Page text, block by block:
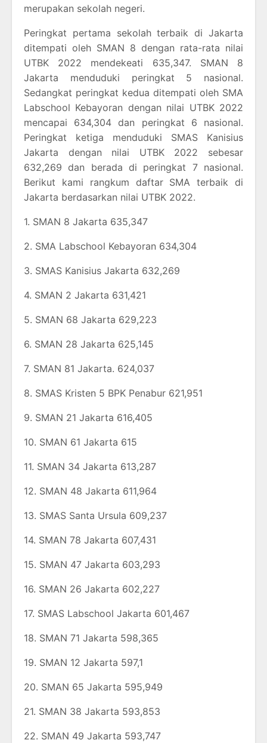
merupakan sekolah negeri.
Peringkat pertama sekolah terbaik di Jakarta
ditempati oleh SMAN 8 dengan rata-rata nilai
UTBK 2022 mendekeati 635,347. SMAN 8
Jakarta menduduki peringkat 5 nasional.
Sedangkat peringkat kedua ditempati oleh SMA
Labschool Kebayoran dengan nilai UTBK 2022
mencapai 634,304 dan peringkat 6 nasional.
Peringkat ketiga menduduki SMAS Kanisius
Jakarta dengan nilai UTBK 2022 sebesar
632,269 dan berada di peringkat 7 nasional.
Berikut kami rangkum daftar SMA terbaik di
Jakarta berdasarkan nilai UTBK 2022.
1. SMAN 8 Jakarta 635,347
2. SMA Labschool Kebayoran 634,304
3. SMAS Kanisius Jakarta 632,269
4. SMAN 2 Jakarta 631,421
5. SMAN 68 Jakarta 629,223
6. SMAN 28 Jakarta 625,145
7. SMAN 81 Jakarta. 624,037
8. SMAS Kristen 5 BPK Penabur 621,951
9. SMAN 21 Jakarta 616,405
10. SMAN 61 Jakarta 615
11. SMAN 34 Jakarta 613,287
12. SMAN 48 Jakarta 611,964
13. SMAS Santa Ursula 609,237
14. SMAN 78 Jakarta 607,431
15. SMAN 47 Jakarta 603,293
16. SMAN 26 Jakarta 602,227
17. SMAS Labschool Jakarta 601,467
18. SMAN 71 Jakarta 598,365
19. SMAN 12 Jakarta 597,1
20. SMAN 65 Jakarta 595,949
21. SMAN 38 Jakarta 593,853
22. SMAN 49 Jakarta 593,747